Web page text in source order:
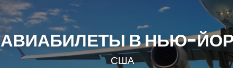
АВИАБИЛЕТЫ В НЬЮ-
США